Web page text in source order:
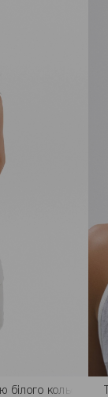
кольору